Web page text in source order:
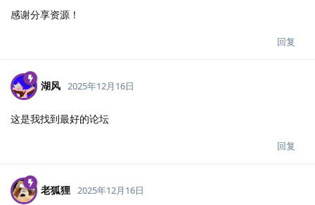
感谢分享资源！
回复
湖风 2025年12月16日
这是我找到最好的论坛
回复
老狐狸 2025年12月16日